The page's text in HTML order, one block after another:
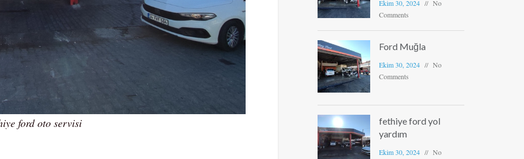
ford oto servisi
Ekim 30, 2024
No
Comments
Ford Muğla
Ekim 30, 2024
No
Comments
fethiye ford yol
yardım
Ekim 30, 2024
No